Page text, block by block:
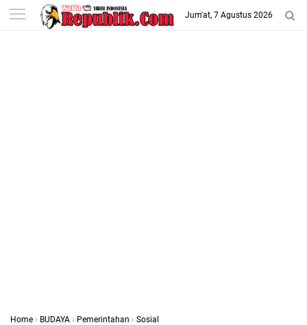
-->
Jum'at, 7 Agustus 2026
Home › BUDAYA › Pemerintahan › Sosial